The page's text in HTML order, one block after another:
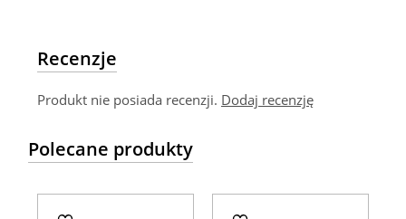
Recenzje
Produkt nie posiada recenzji. Dodaj recenzję
Polecane produkty